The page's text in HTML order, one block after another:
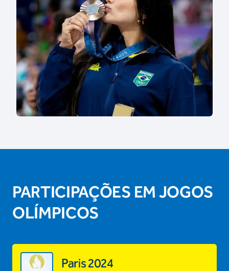
PARTICIPAÇÕES EM JOGOS
OLÍMPICOS
Paris 2024